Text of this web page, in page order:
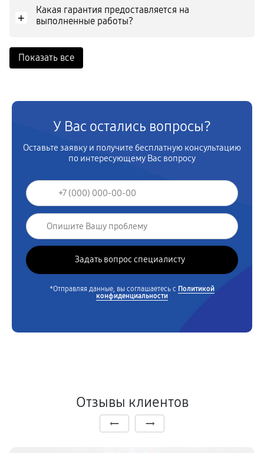
+
Какая гарантия предоставляется на
выполненные работы?
Показать все
У Вас остались вопросы?
Оставьте заявку и получите бесплатную консультацию
по интересующему Вас вопросу
*Отправляя данные, вы соглашаетесь с Политикой
конфиденциальности
Отзывы клиентов